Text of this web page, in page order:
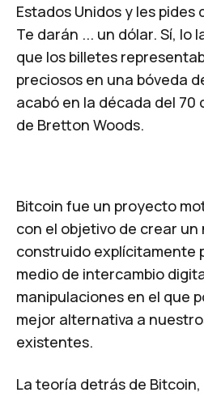
Estados Unidos y les pides
Te darán ... un dólar. Sí, lo
que los billetes
preciosos en una bóveda
acabó en la década del
de Bretton Woods.
Bitcoin fue un proyecto
con el objetivo de crear un
construido explícitamente
medio de intercambio
manipulaciones en el que
mejor alternativa a
existentes.
La teoría detrás de